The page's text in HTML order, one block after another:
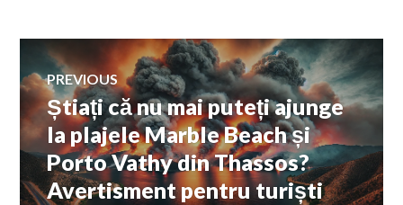
Navigare
în
articole
PREVIOUS
Previous
post:
Știați că nu mai puteți ajunge
la plajele Marble Beach și
Porto Vathy din Thassos?
Avertisment pentru turiști